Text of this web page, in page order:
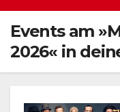
Events am
2026« in